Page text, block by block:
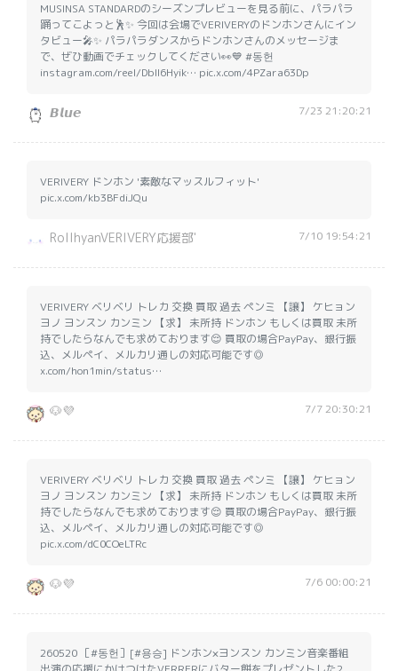
MUSINSA STANDARDのシーズンプレビューを見る前に、パラパラ
踊ってこよっと🕺✨ 今回は会場でVERIVERYのドンホンさんにイン
タビュー🎤✨ パラパラダンスからドンホンさんのメッセージま
で、ぜひ動画でチェックしてください👀💙 #동헌
instagram.com/reel/DbIl6Hyik… pic.x.com/4PZara63Dp
𝘽𝙡𝙪𝙚 7/23 21:20:21
VERIVERY ドンホン '素敵なマッスルフィット'
pic.x.com/kb3BFdiJQu
RollhyanVERIVERY応援部' 7/10 19:54:21
VERIVERY ベリベリ トレカ 交換 買取 過去 ペンミ 【譲】 ケヒョン
ヨノ ヨンスン カンミン 【求】 未所持 ドンホン もしくは買取 未所
持でしたらなんでも求めております😌 買取の場合PayPay、銀行振
込、メルペイ、メルカリ通しの対応可能です◎
x.com/hon1min/status…
🐶💜 7/7 20:30:21
VERIVERY ベリベリ トレカ 交換 買取 過去 ペンミ 【譲】 ケヒョン
ヨノ ヨンスン カンミン 【求】 未所持 ドンホン もしくは買取 未所
持でしたらなんでも求めております😌 買取の場合PayPay、銀行振
込、メルペイ、メルカリ通しの対応可能です◎
pic.x.com/dC0COeLTRc
🐶💜 7/6 00:00:21
260520 ［#동헌］[#용승] ドンホン×ヨンスン カンミン音楽番組